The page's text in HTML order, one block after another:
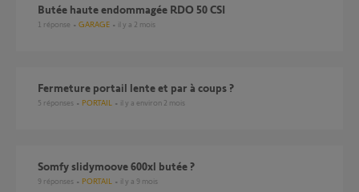
Butée haute endommagée RDO 50 CSI
1 réponse GARAGE il y a 2 mois
Fermeture portail lente et par à coups ?
5 réponses PORTAIL il y a environ 2 mois
Somfy slidymoove 600xl butée ?
9 réponses PORTAIL il y a 9 mois